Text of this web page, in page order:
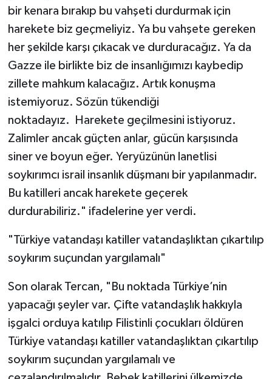
bir kenara bırakıp bu vahşeti durdurmak için
harekete biz geçmeliyiz. Ya bu vahşete gereken
her şekilde karşı çıkacak ve durduracağız. Ya da
Gazze ile birlikte biz de insanlığımızı kaybedip
zillete mahkum kalacağız. Artık konuşma
istemiyoruz. Sözün tükendiği
noktadayız. Harekete geçilmesini istiyoruz.
Zalimler ancak güçten anlar, gücün karşısında
siner ve boyun eğer. Yeryüzünün lanetlisi
soykırımcı israil insanlık düşmanı bir yapılanmadır.
Bu katilleri ancak harekete geçerek
durdurabiliriz." ifadelerine yer verdi.
"Türkiye vatandaşı katiller vatandaşlıktan çıkartılıp
soykırım suçundan yargılamalı"
Son olarak Tercan, "Bu noktada Türkiye’nin
yapacağı şeyler var. Çifte vatandaşlık hakkıyla
işgalci orduya katılıp Filistinli çocukları öldüren
Türkiye vatandaşı katiller vatandaşlıktan çıkartılıp
soykırım suçundan yargılamalı ve